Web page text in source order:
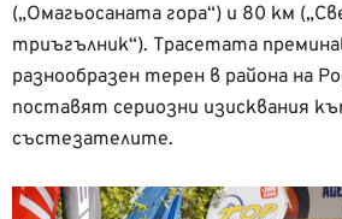
(„Омагьосаната гора“) и 80 км
триъгълник“). Трасетата
разнообразен терен в района на
поставят сериозни изисквания
състезателите.